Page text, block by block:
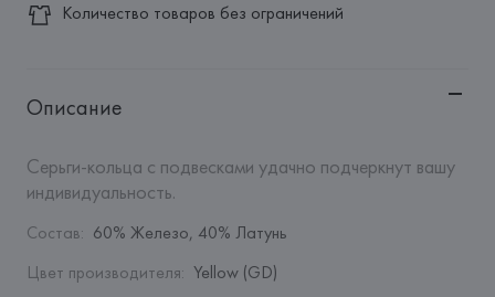
Количество товаров без ограничений
Описание
Серьги-кольца с подвесками удачно подчеркнут вашу
индивидуальность.
Состав: 60% Железо, 40% Латунь
Цвет производителя: Yellow (GD)